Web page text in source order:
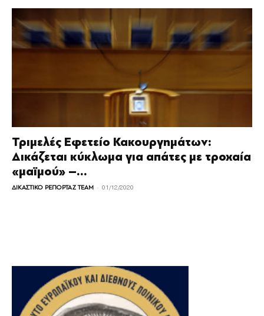
Τριμελές Εφετείο Κακουργημάτων:
Δικάζεται κύκλωμα για απάτες με τροχαία
«μαϊμού» –...
ΔΙΚΑΣΤΙΚΟ ΡΕΠΟΡΤΑΖ TEAM - 01/12/2020